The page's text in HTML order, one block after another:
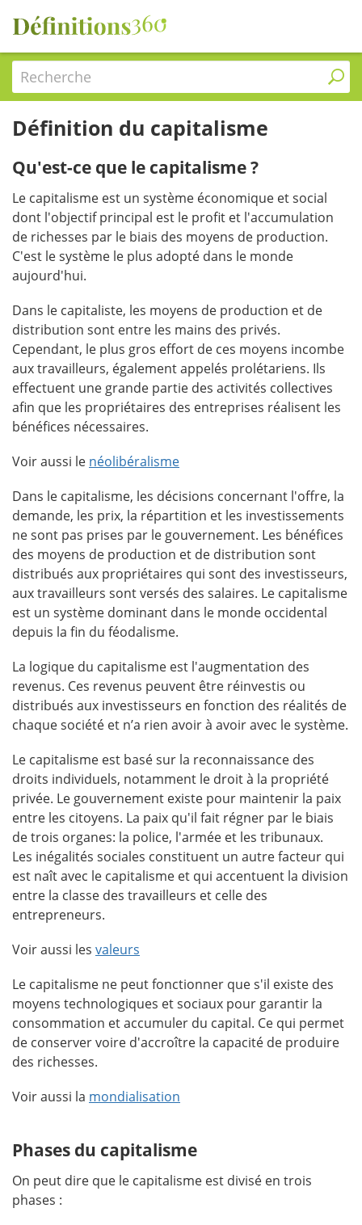
Recherche
Définition du capitalisme
Qu'est-ce que le capitalisme ?
Le capitalisme est un système économique et social
dont l'objectif principal est le profit et l'accumulation
de richesses par le biais des moyens de production.
C'est le système le plus adopté dans le monde
aujourd'hui.
Dans le capitaliste, les moyens de production et de
distribution sont entre les mains des privés.
Cependant, le plus gros effort de ces moyens incombe
aux travailleurs, également appelés prolétariens. Ils
effectuent une grande partie des activités collectives
afin que les propriétaires des entreprises réalisent les
bénéfices nécessaires.
Voir aussi le néolibéralisme
Dans le capitalisme, les décisions concernant l'offre, la
demande, les prix, la répartition et les investissements
ne sont pas prises par le gouvernement. Les bénéfices
des moyens de production et de distribution sont
distribués aux propriétaires qui sont des investisseurs,
aux travailleurs sont versés des salaires. Le capitalisme
est un système dominant dans le monde occidental
depuis la fin du féodalisme.
La logique du capitalisme est l'augmentation des
revenus. Ces revenus peuvent être réinvestis ou
distribués aux investisseurs en fonction des réalités de
chaque société et n’a rien avoir à avoir avec le système.
Le capitalisme est basé sur la reconnaissance des
droits individuels, notamment le droit à la propriété
privée. Le gouvernement existe pour maintenir la paix
entre les citoyens. La paix qu'il fait régner par le biais
de trois organes: la police, l'armée et les tribunaux.
Les inégalités sociales constituent un autre facteur qui
est naît avec le capitalisme et qui accentuent la division
entre la classe des travailleurs et celle des
entrepreneurs.
Voir aussi les valeurs
Le capitalisme ne peut fonctionner que s'il existe des
moyens technologiques et sociaux pour garantir la
consommation et accumuler du capital. Ce qui permet
de conserver voire d'accroître la capacité de produire
des richesses.
Voir aussi la mondialisation
Phases du capitalisme
On peut dire que le capitalisme est divisé en trois
phases :